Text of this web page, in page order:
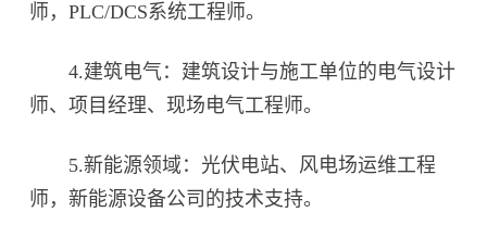
师，PLC/DCS系统工程师。
4.建筑电气：建筑设计与施工单位的电气设计
师、项目经理、现场电气工程师。
5.新能源领域：光伏电站、风电场运维工程
师，新能源设备公司的技术支持。